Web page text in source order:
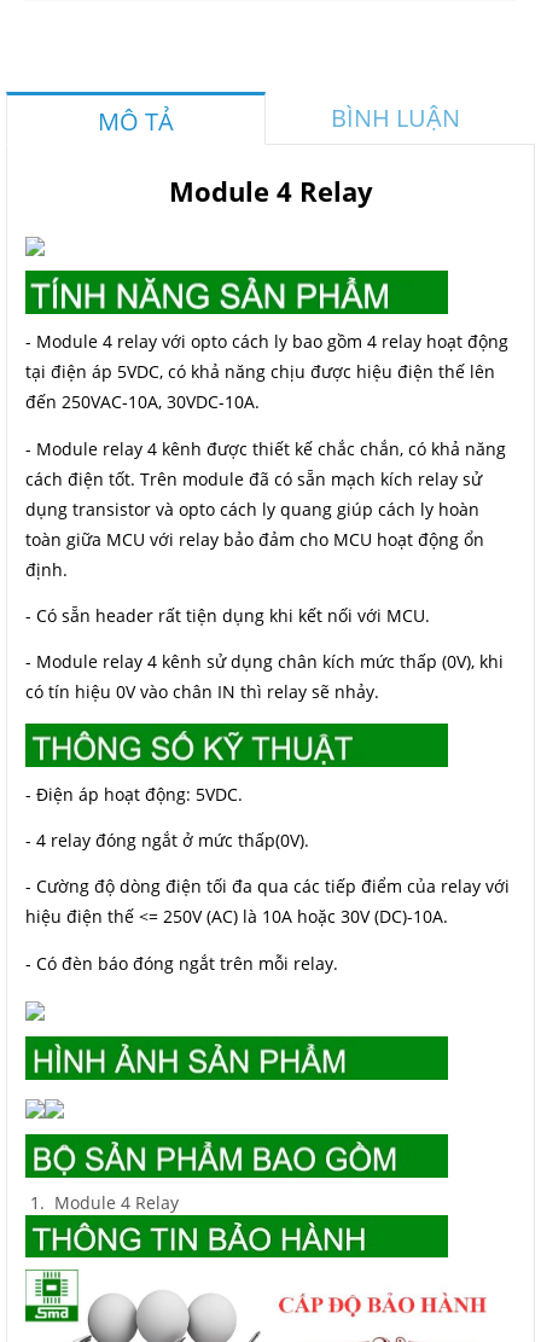
MÔ TẢ BÌNH LUẬN
Module 4 Relay
- Module 4 relay với opto cách ly bao gồm 4 relay hoạt động
tại điện áp 5VDC, có khả năng chịu được hiệu điện thế lên
đến 250VAC-10A, 30VDC-10A.
- Module relay 4 kênh được thiết kế chắc chắn, có khả năng
cách điện tốt. Trên module đã có sẵn mạch kích relay sử
dụng transistor và opto cách ly quang giúp cách ly hoàn
toàn giữa MCU với relay bảo đảm cho MCU hoạt động ổn
định.
- Có sẵn header rất tiện dụng khi kết nối với MCU.
- Module relay 4 kênh sử dụng chân kích mức thấp (0V), khi
có tín hiệu 0V vào chân IN thì relay sẽ nhảy.
- Điện áp hoạt động: 5VDC.
- 4 relay đóng ngắt ở mức thấp(0V).
- Cường độ dòng điện tối đa qua các tiếp điểm của relay với
hiệu điện thế <= 250V (AC) là 10A hoặc 30V (DC)-10A.
- Có đèn báo đóng ngắt trên mỗi relay.
Module 4 Relay